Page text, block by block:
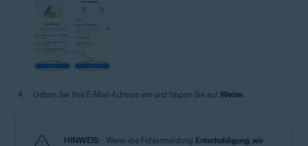
Geben Sie Ihre E-Mail-Adresse ein und tippen Sie auf Weiter
HINWEIS: Wenn die Fehlermeldung Entschuldigung, wir